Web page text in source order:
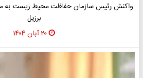
برزیل
۲۰ آبان ۱۴۰۴